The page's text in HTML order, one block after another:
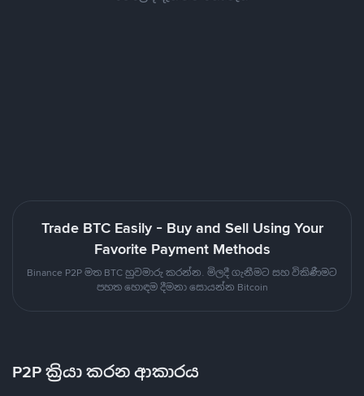
Trade BTC Easily - Buy and Sell Using Your
Favorite Payment Methods
Binance P2P මත BTC හුවමාරු කරන්න. මිලදී ගැනීමට සහ විකිණීමට
පහත හොඳම දීමනා සොයන්න Bitcoin
P2P ක්‍රියා කරන ආකාරය